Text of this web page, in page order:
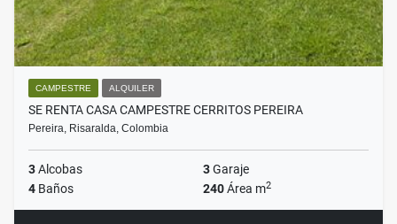
CAMPESTRE ALQUILER
SE RENTA CASA CAMPESTRE CERRITOS PEREIRA
Pereira, Risaralda, Colombia
3Alcobas 3Garaje
4 Baños 240Área m2